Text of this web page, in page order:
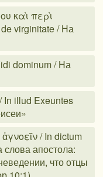
καὶ περὶ
virginitate / На
dominum / На
In illud Exeuntes
/ In dictum
апостола:
что отцы